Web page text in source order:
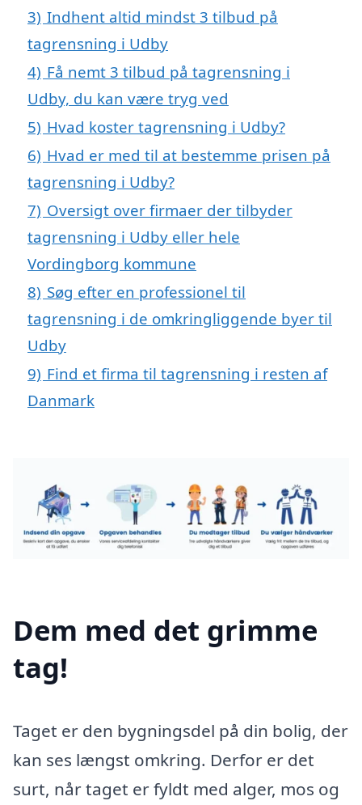
3) Indhent altid mindst 3 tilbud på
tagrensning i Udby
4) Få nemt 3 tilbud på tagrensning i
Udby, du kan være tryg ved
5) Hvad koster tagrensning i Udby?
6) Hvad er med til at bestemme prisen på
tagrensning i Udby?
7) Oversigt over firmaer der tilbyder
tagrensning i Udby eller hele
Vordingborg kommune
8) Søg efter en professionel til
tagrensning i de omkringliggende byer til
Udby
9) Find et firma til tagrensning i resten af
Danmark
Dem med det grimme
tag!
Taget er den bygningsdel på din bolig, der
kan ses længst omkring. Derfor er det
surt, når taget er fyldt med alger, mos og